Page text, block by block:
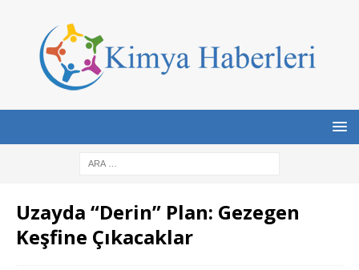
Uzayda “Derin” Plan: Gezegen
Keşfine Çıkacaklar